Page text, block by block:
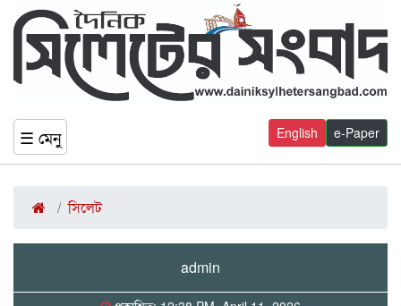
☰ মেনু e-Paper
English
সিলেট
admin